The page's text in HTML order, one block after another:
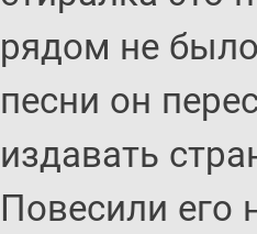
рядом не
песни он
издавать
Повесили его